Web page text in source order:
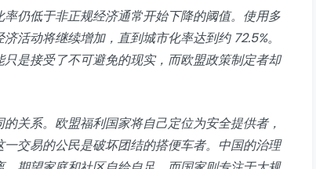
仍低于非正规经济通常开始下降的阈值。使用多
活动将继续增加，直到城市化率达到约 72.5%。
是接受了不可避免的现实，而欧盟政策制定者却
关系。欧盟福利国家将自己定位为安全提供者，
交易的公民是破坏团结的搭便车者。中国的治理